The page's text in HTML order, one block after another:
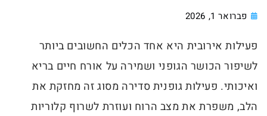
פברואר 1, 2026
פעילות אירובית היא אחד הכלים החשובים ביותר
לשיפור הכושר הגופני ושמירה על אורח חיים בריא
ואיכותי. פעילות גופנית סדירה מסוג זה מחזקת את
הלב, משפרת את מצב הרוח ועוזרת לשרוף קלוריות